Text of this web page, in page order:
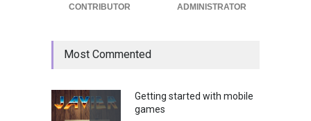
CONTRIBUTOR ADMINISTRATOR
Most Commented
Getting started with mobile
games